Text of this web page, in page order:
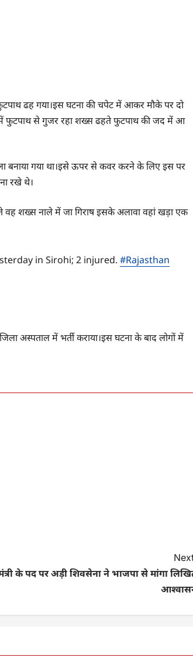
फुटपाथ ढह गया।इस घटना की चपेट में आकर मौके पर दो
फुटपाथ से गुजर रहा शख्स ढहते फुटपाथ की जद में आ
बनाया गया था।इसे ऊपर से कवर करने के लिए इस पर
रखे थे।
शख्स नाले में जा गिराष इसके अलावा वहां खड़ा एक
in Sirohi; 2 injured.#Rajasthan
अस्पताल में भर्ती कराया।इस घटना के बाद लोगों में
के पद पर अड़ी शिवसेना ने भाजपा से मांगा